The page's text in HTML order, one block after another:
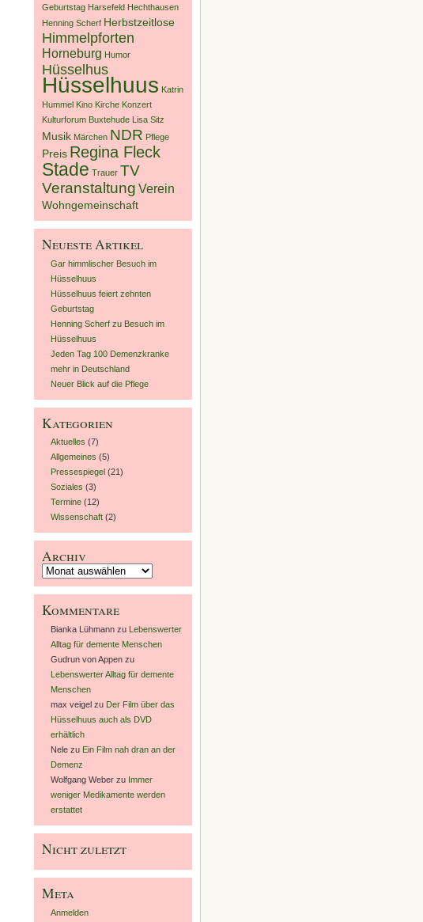
Geburtstag Harsefeld Hechthausen
Henning Scherf Herbstzeitlose
Himmelpforten
Horneburg Humor
Hüsselhus
Hüsselhuus Katrin
Hummel Kino Kirche Konzert
Kulturforum Buxtehude
Lisa Sitz
Musik Märchen NDR Pflege
Preis Regina Fleck
Stade Trauer TV
Veranstaltung Verein
Wohngemeinschaft
Neueste Artikel
Gar himmlischer Besuch im
Hüsselhuus
Hüsselhuus feiert zehnten
Geburtstag
Henning Scherf zu Besuch im
Hüsselhuus
Jeden Tag 100 Demenzkranke
mehr in Deutschland
Neuer Blick auf die Pflege
Kategorien
Aktuelles (7)
Allgemeines (5)
Pressespiegel (21)
Soziales (3)
Termine(12)
Wissenschaft(2)
Archiv
Archiv
Kommentare
Bianka Lühmannzu Lebenswerter
Alltag für demente Menschen
Gudrun von Appenzu
Lebenswerter Alltag für demente
Menschen
max veigelzu Der Film über das
Hüsselhuus auch als DVD
erhältlich
Nelezu Ein Film nah dran an der
Demenz
Wolfgang Weberzu Immer
weniger Medikamente werden
erstattet
Nicht zuletzt
Meta
Anmelden